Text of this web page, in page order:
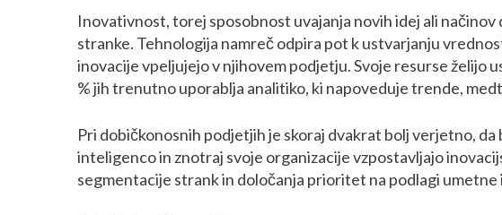
Inovativnost, torej sposobnost uvajanja novih idej ali
stranke. Tehnologija namreč odpira pot k ustvarjanju
inovacije vpeljujejo v njihovem podjetju. Svoje resurse
% jih trenutno uporablja analitiko, ki napoveduje trende,
Pri dobičkonosnih podjetjih je skoraj dvakrat bolj verjetno,
inteligenco in znotraj svoje organizacije vzpostavljajo
segmentacije strank in določanja prioritet na podlagi